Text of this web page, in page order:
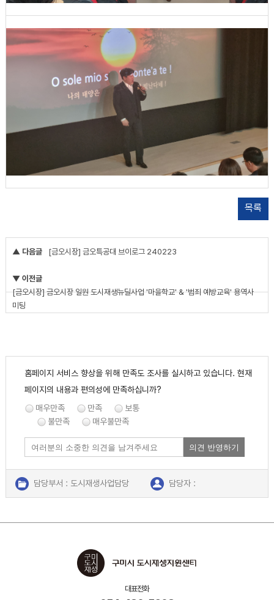
목록
▲ 다음글 [금오시장] 금오특공대 브이로그 240223
▼ 이전글
[금오시장] 금오시장 일원 도시재생뉴딜사업 '마을학교' & '범죄 예방교육' 용역사
미팅
홈페이지 서비스 향상을 위해 만족도 조사를 실시하고 있습니다. 현재
페이지의 내용과 편의성에 만족하십니까?
매우만족
만족
보통
불만족
매우불만족
의견 반영하기
담당부서 : 도시재생사업담당 담당자 :
대표전화